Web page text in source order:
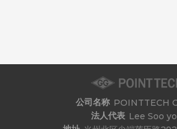
公司名称 POINTTECH
法人代表 Lee Soo